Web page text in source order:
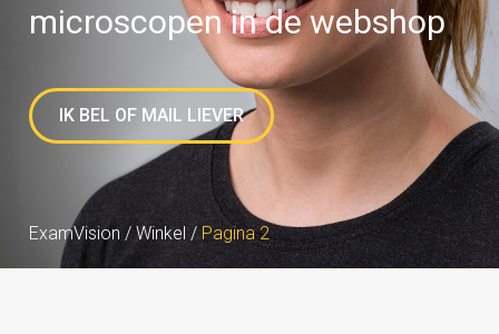
microscopen in de webshop
IK BEL OF MAIL LIEVER
ExamVision / Winkel /Pagina 2